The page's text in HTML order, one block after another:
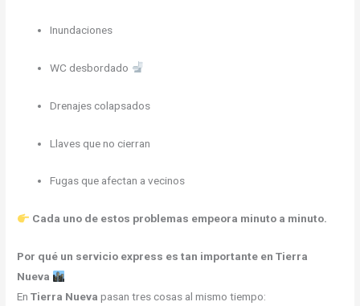
Inundaciones
WC desbordado
Drenajes colapsados
Llaves que no cierran
Fugas que afectan a vecinos
Cada uno de estos problemas empeora minuto a minuto.
Por qué un servicio express es tan importante en Tierra
Nueva
EnTierra Nueva pasan tres cosas al mismo tiempo: